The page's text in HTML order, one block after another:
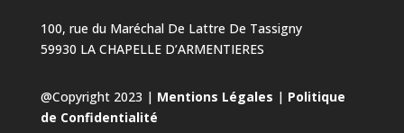
100, rue du Maréchal De Lattre De Tassigny
59930 LA CHAPELLE D’ARMENTIERES
@Copyright 2023 | Mentions Légales | Politique
de Confidentialité